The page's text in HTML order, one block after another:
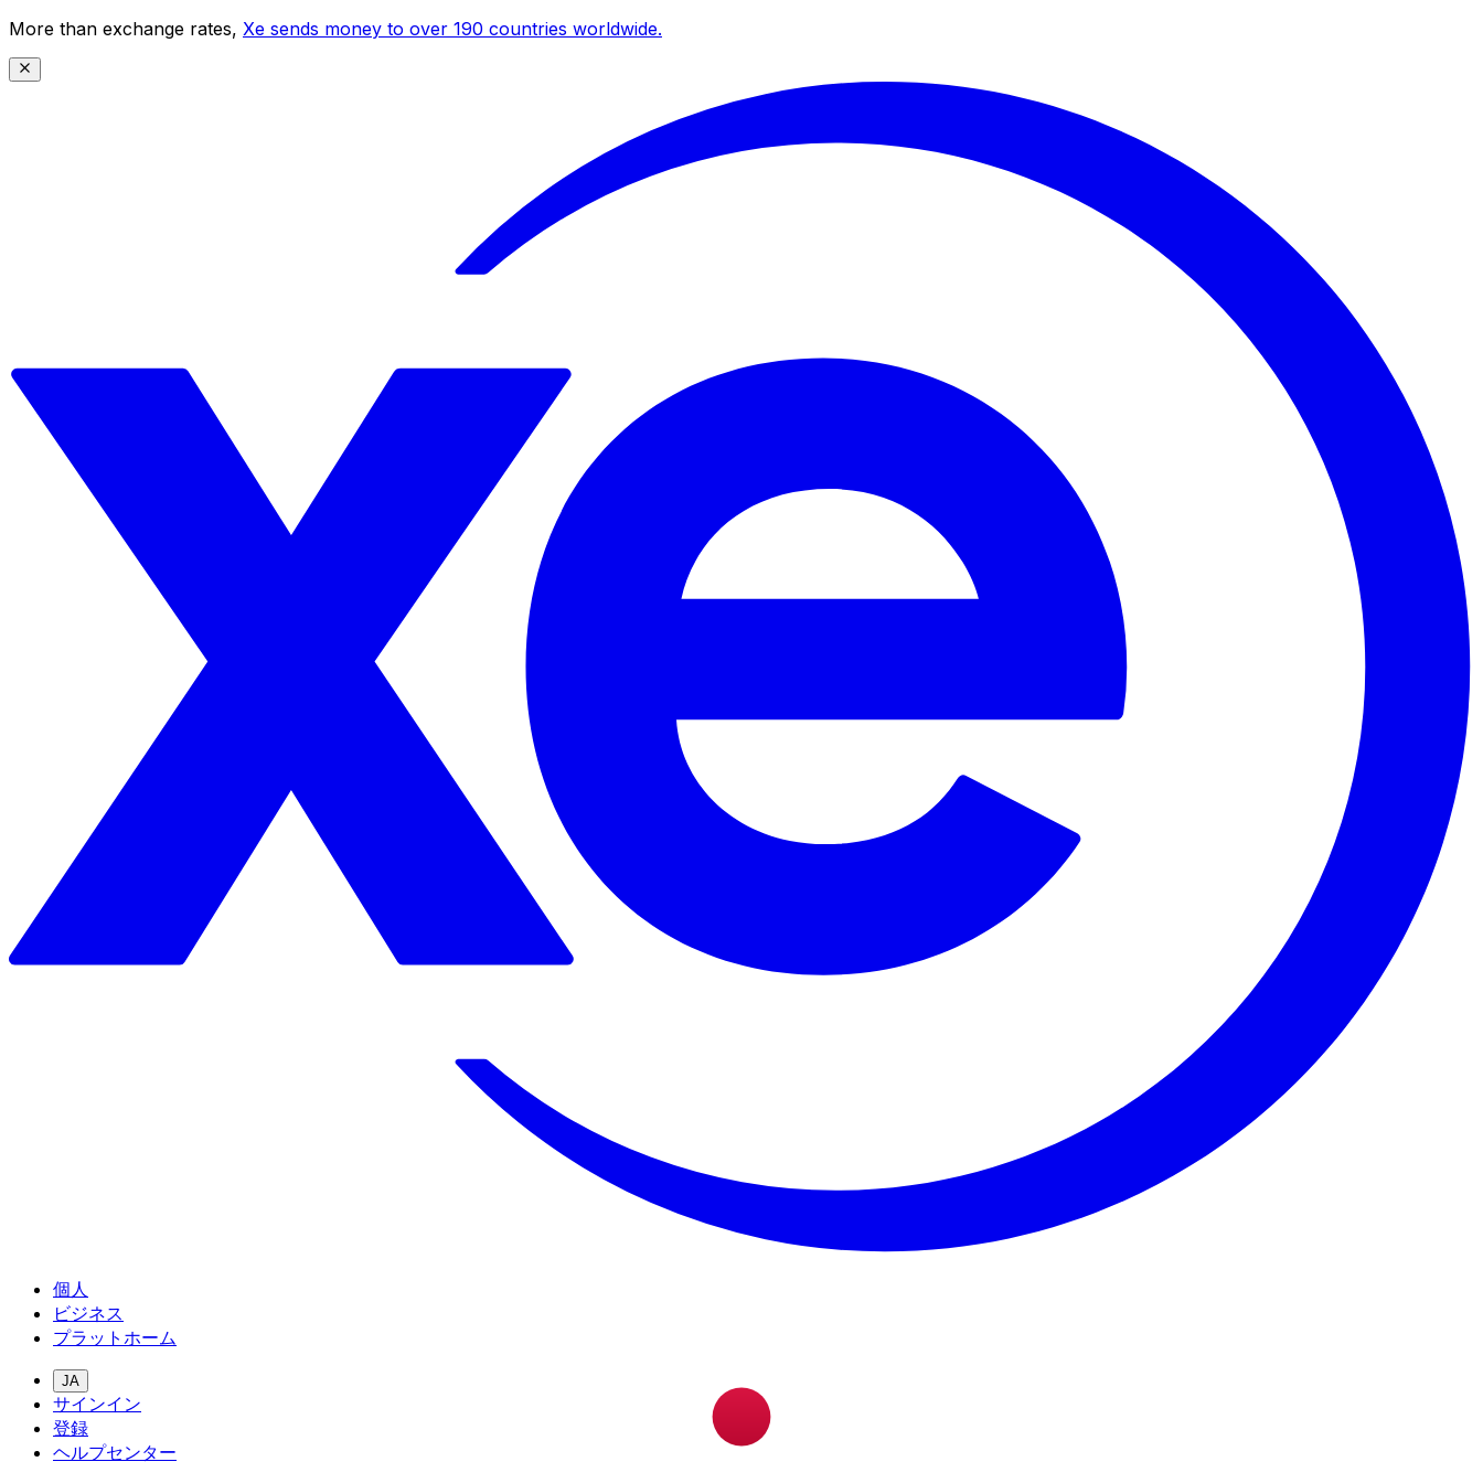
More than exchange rates, Xe sends money to over 190 countries worldwide.
個人
ビジネス
プラットホーム
JA
サインイン
登録
ヘルプセンター